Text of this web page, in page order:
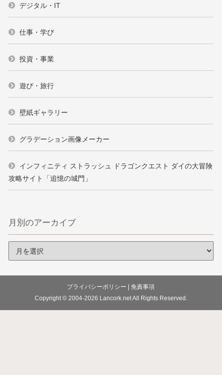
デジタル・IT
仕事・学び
投資・事業
遊び・旅行
壁紙ギャラリー
グラデーション画像メーカー
インフィニティ ストラッシュ ドラゴンクエスト ダイの大冒険
攻略サイト「追憶の城門」
月別のアーカイブ
プライバシーポリシー |免責事項
Copyright © 2004-2026 Lancork.netAll Rights Reserved.